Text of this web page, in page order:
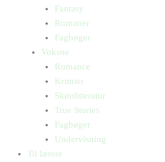
Fantasy
Romaner
Fagbøger
Voksne
Romance
Krimier
Skønlitteratur
True Stories
Fagbøger
Undervisning
Til lærere